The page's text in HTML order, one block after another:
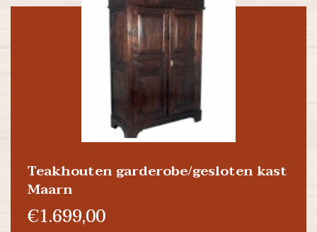
Teakhouten garderobe/gesloten kast
Maarn
€1.699,00